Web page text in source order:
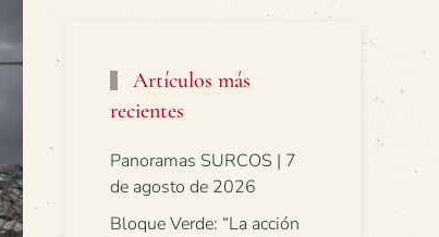
Artículos más
recientes
Panoramas SURCOS | 7
de agosto de 2026
Bloque Verde: “La acción